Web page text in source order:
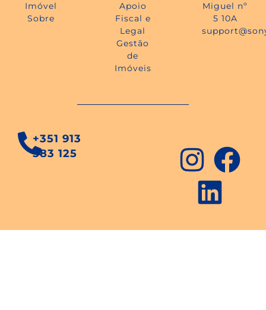
Imóvel
Sobre
Apoio
Fiscal e
Legal
Gestão
de
Imóveis
Miguel nº
5 10A
+351 913
583 125